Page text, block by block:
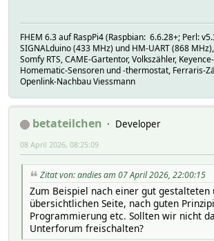
FHEM 6.3 auf RaspPi4 (Raspbian: 6.6.28+; Perl:
SIGNALduino (433 MHz) und HM-UART (868
Somfy RTS, CAME-Gartentor, Volkszähler,
Homematic-Sensoren und -thermostat, Ferraris-
Openlink-Nachbau Viessmann
betateilchen
Developer
08 April 2026, 08:25:09
Zitat von: andies am 07 April 2026, 22:00:15
Zum Beispiel nach einer gut gestalteten
übersichtlichen Seite, nach guten
Programmierung etc. Sollten wir nicht
Unterforum freischalten?